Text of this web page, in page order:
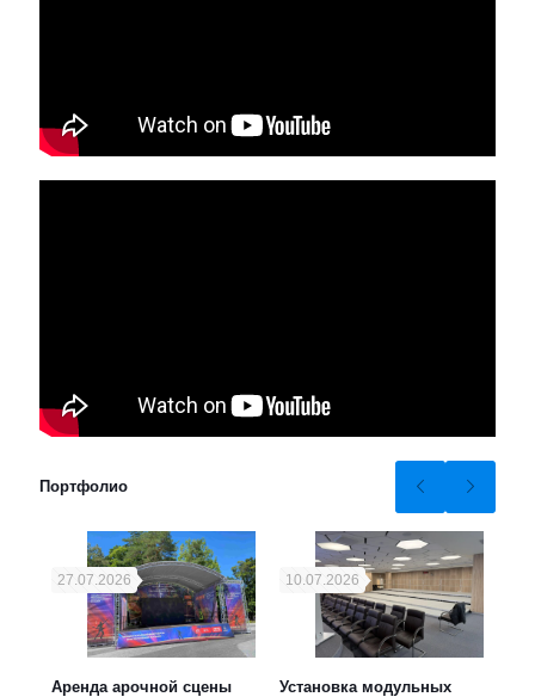
Портфолио
27.07.2026
Аренда арочной сцены
10.07.2026
Установка модульных